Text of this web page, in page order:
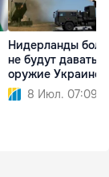
Нидерланды
не будут давать
оружие Украине
8 Июл. 07:09